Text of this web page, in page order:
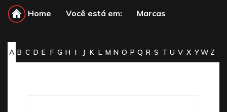
Home Você está em: Marcas
A B C D E F G H I J K L M N O P Q R S T U V X YW Z